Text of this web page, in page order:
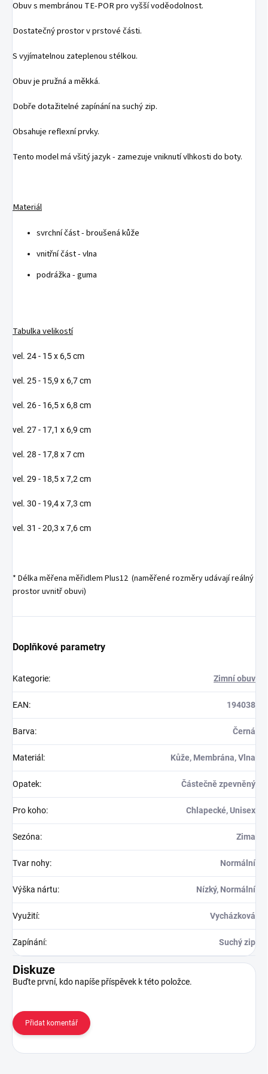
Obuv s membránou TE-POR pro vyšší voděodolnost.
Dostatečný prostor v prstové části.
S vyjímatelnou zateplenou stélkou.
Obuv je pružná a měkká.
Dobře dotažitelné zapínání na suchý zip.
Obsahuje reflexní prvky.
Tento model má všitý jazyk - zamezuje vniknutí vlhkosti do boty.
Materiál
svrchní část - broušená kůže
vnitřní část - vlna
podrážka - guma
Tabulka velikostí
vel. 24 - 15 x 6,5 cm
vel. 25 - 15,9 x 6,7 cm
vel. 26 - 16,5 x 6,8 cm
vel. 27 - 17,1 x 6,9 cm
vel. 28 - 17,8 x 7 cm
vel. 29 - 18,5 x 7,2 cm
vel. 30 - 19,4 x 7,3 cm
vel. 31 - 20,3 x 7,6 cm
* Délka měřena měřidlem Plus12 (naměřené rozměry udávají reálný
prostor uvnitř obuvi)
Doplňkové parametry
Kategorie: Zimní obuv
EAN: 194038
Barva: Černá
Materiál : Kůže, Membrána, Vlna
Opatek: Částečně zpevněný
Pro koho: Chlapecké, Unisex
Sezóna: Zima
Tvar nohy: Normální
Výška nártu: Nízký, Normální
Využití: Vycházková
Zapínání: Suchý zip
Diskuze
Buďte první, kdo napíše příspěvek k této položce.
Přidat komentář